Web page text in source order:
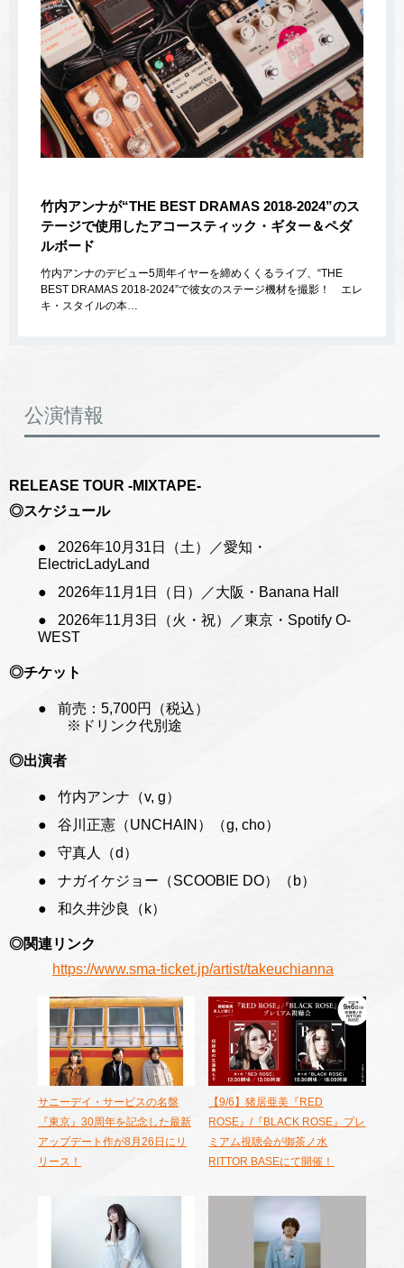
竹内アンナが“THE BEST DRAMAS 2018-2024”のス
テージで使用したアコースティック・ギター＆ペダ
ルボード
竹内アンナのデビュー5周年イヤーを締めくくるライブ、“THE
BEST DRAMAS 2018-2024”で彼女のステージ機材を撮影！ エレ
キ・スタイルの本…
公演情報
RELEASE TOUR -MIXTAPE-
◎スケジュール
2026年10月31日（土）／愛知・
ElectricLadyLand
2026年11月1日（日）／大阪・Banana Hall
2026年11月3日（火・祝）／東京・Spotify O-
WEST
◎チケット
前売：5,700円（税込）
※ドリンク代別途
◎出演者
竹内アンナ（v, g）
谷川正憲（UNCHAIN）（g, cho）
守真人（d）
ナガイケジョー（SCOOBIE DO）（b）
和久井沙良（k）
◎関連リンク
https://www.sma-ticket.jp/artist/takeuchianna
サニーデイ・サービスの名盤
『東京』30周年を記念した最新
アップデート作が8月26日にリ
リース！
【9/6】猪居亜美『RED
ROSE』/『BLACK ROSE』プレ
ミアム視聴会が御茶ノ水
RITTOR BASEにて開催！